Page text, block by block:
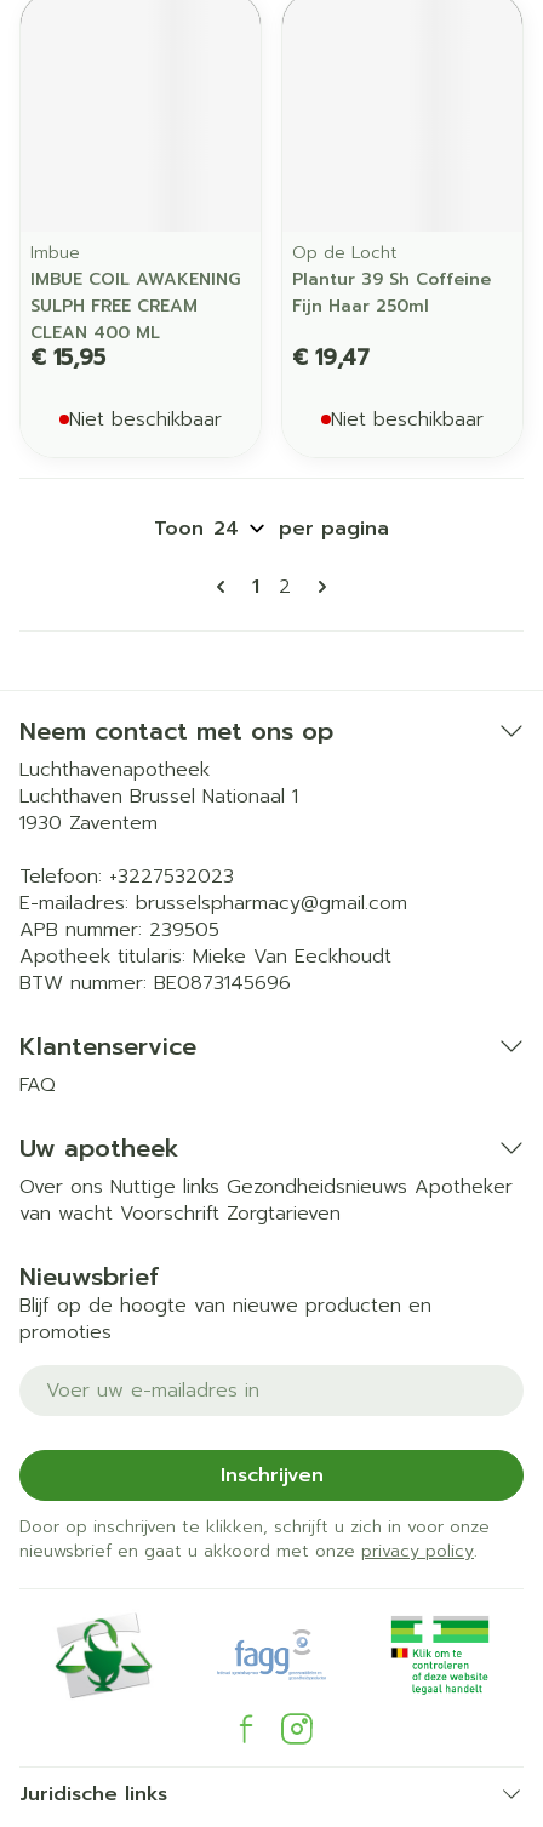
Imbue
IMBUE COIL AWAKENING
SULPH FREE CREAM
CLEAN 400 ML
€ 15,95
Niet beschikbaar
Op de Locht
Plantur 39 Sh Coffeine
Fijn Haar 250ml
€ 19,47
Niet beschikbaar
Pagina's
U lees momenteel pagina
1 Pagina
2
Toon per pagina
Neem contact met ons op
Luchthavenapotheek
Luchthaven Brussel Nationaal 1
1930 Zaventem
Telefoon: +3227532023
E-mailadres: brusselspharmacy@gmail.com
APB nummer: 239505
Apotheek titularis: Mieke Van Eeckhoudt
BTW nummer: BE0873145696
Klantenservice
FAQ
Uw apotheek
Over ons Nuttige links Gezondheidsnieuws Apotheker
van wacht Voorschrift Zorgtarieven
Nieuwsbrief
Blijf op de hoogte van nieuwe producten en
promoties
E-mail adres
Inschrijven
Door op inschrijven te klikken, schrijft u zich in voor onze
nieuwsbrief en gaat u akkoord met onze privacy policy.
Juridische links